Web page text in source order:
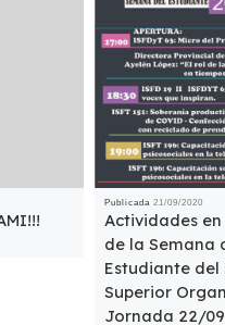
Publicada 21/09/2020
Actividades
de la Semana
Estudiante del
Superior
Jornada 22/09